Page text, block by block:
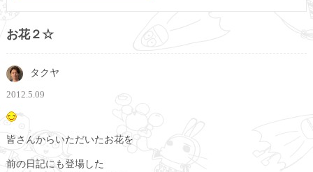
お花２☆
タクヤ
2012.5.09
皆さんからいただいたお花を
前の日記にも登場した